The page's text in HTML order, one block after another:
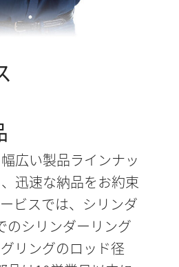
広い製品ラインナッ
迅速な納品をお約束
ビスでは、シリンダ
のシリンダーリング
リングのロッド径